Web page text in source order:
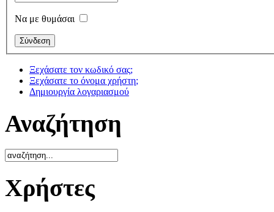
Να με θυμάσαι
Ξεχάσατε τον κωδικό σας;
Ξεχάσατε το όνομα χρήστη;
Δημιουργία λογαριασμού
Αναζήτηση
Χρήστες